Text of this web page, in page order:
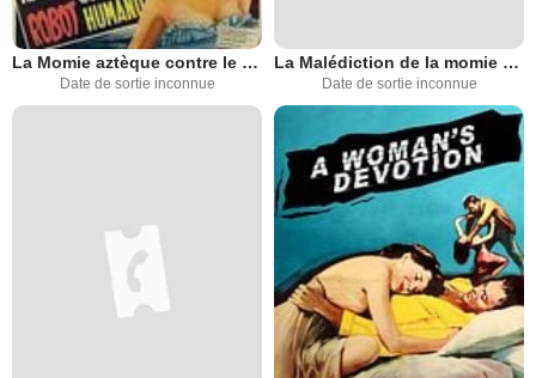
La Momie aztèque contre le robot
Date de sortie inconnue
La Malédiction de la momie aztèque
Date de sortie inconnue